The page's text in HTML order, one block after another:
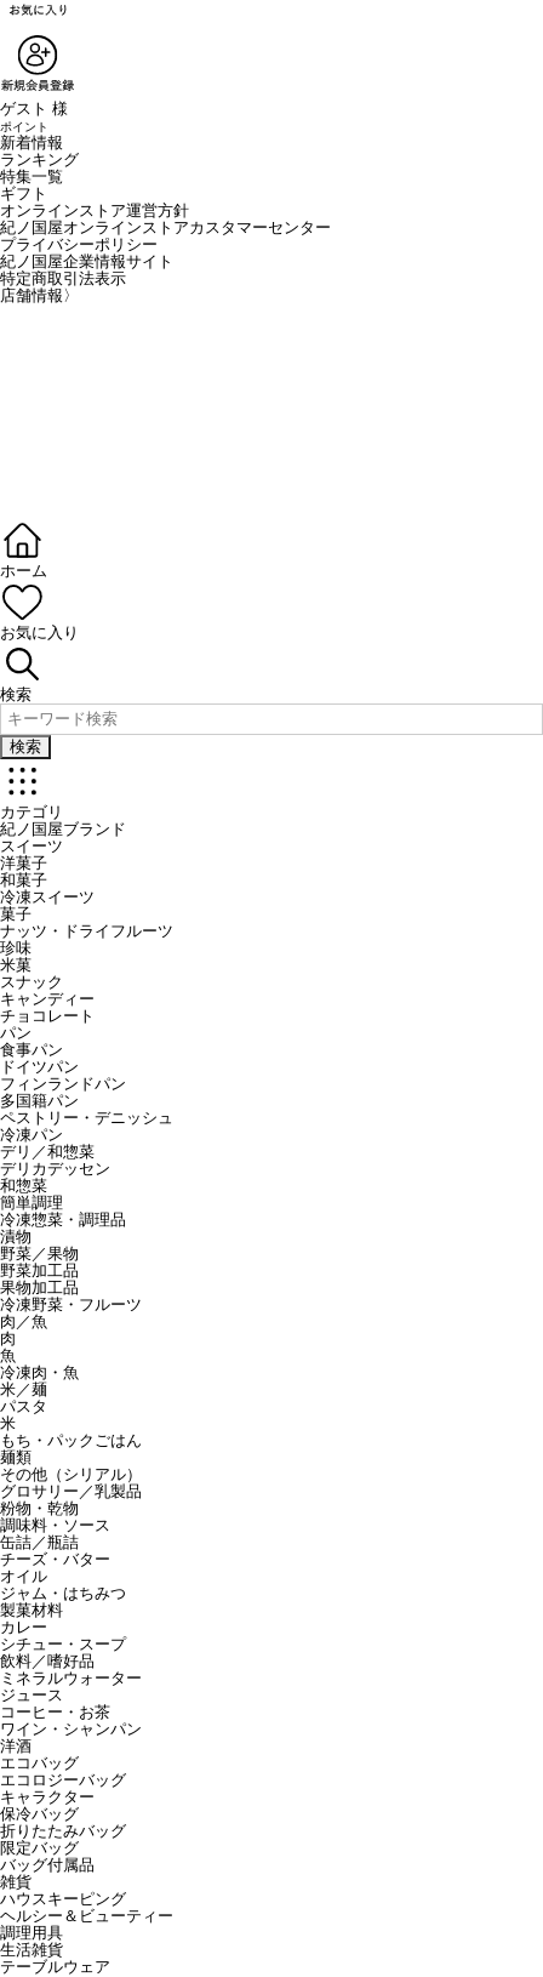
ゲスト 様
ポイント
新着情報
ランキング
特集一覧
ギフト
オンラインストア運営方針
紀ノ国屋オンラインストアカスタマーセンター
プライバシーポリシー
紀ノ国屋企業情報サイト
特定商取引法表示
店舗情報 〉
ホーム
お気に入り
検索
検索
カテゴリ
紀ノ国屋ブランド
スイーツ
洋菓子
和菓子
冷凍スイーツ
菓子
ナッツ・ドライフルーツ
珍味
米菓
スナック
キャンディー
チョコレート
パン
食事パン
ドイツパン
フィンランドパン
多国籍パン
ペストリー・デニッシュ
冷凍パン
デリ／和惣菜
デリカデッセン
和惣菜
簡単調理
冷凍惣菜・調理品
漬物
野菜／果物
野菜加工品
果物加工品
冷凍野菜・フルーツ
肉／魚
肉
魚
冷凍肉・魚
米／麺
パスタ
米
もち・パックごはん
麺類
その他（シリアル）
グロサリー／乳製品
粉物・乾物
調味料・ソース
缶詰／瓶詰
チーズ・バター
オイル
ジャム・はちみつ
製菓材料
カレー
シチュー・スープ
飲料／嗜好品
ミネラルウォーター
ジュース
コーヒー・お茶
ワイン・シャンパン
洋酒
エコバッグ
エコロジーバッグ
キャラクター
保冷バッグ
折りたたみバッグ
限定バッグ
バッグ付属品
雑貨
ハウスキーピング
ヘルシー＆ビューティー
調理用具
生活雑貨
テーブルウェア